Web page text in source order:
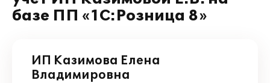
базе ПП «1С:Розница 8»
ИП Казимова Елена
Владимировна